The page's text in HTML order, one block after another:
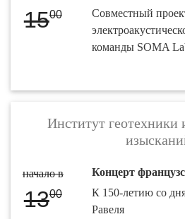
1500
Совместный
команды SOMA
Институт
начало в
1300
Концерт
К 150-летию со
Равеля